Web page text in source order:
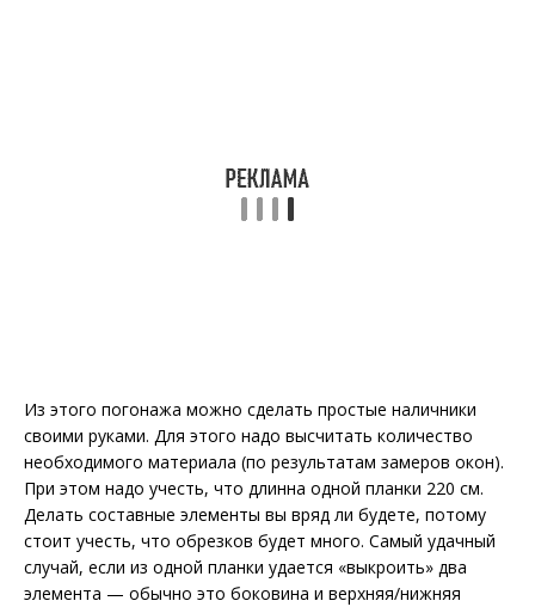
Из этого погонажа можно сделать простые наличники
своими руками. Для этого надо высчитать количество
необходимого материала (по результатам замеров окон).
При этом надо учесть, что длинна одной планки 220 см.
Делать составные элементы вы вряд ли будете, потому
стоит учесть, что обрезков будет много. Самый удачный
случай, если из одной планки удается «выкроить» два
элемента — обычно это боковина и верхняя/нижняя